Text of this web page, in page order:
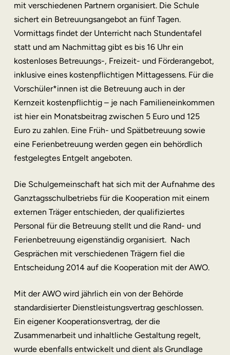
mit verschiedenen Partnern organisiert. Die Schule
sichert ein Betreuungsangebot an fünf Tagen.
Vormittags findet der Unterricht nach Stundentafel
statt und am Nachmittag gibt es bis 16 Uhr ein
kostenloses Betreuungs-, Freizeit- und Förderangebot,
inklusive eines kostenpflichtigen Mittagessens. Für die
Vorschüler*innen ist die Betreuung auch in der
Kernzeit kostenpflichtig – je nach Familieneinkommen
ist hier ein Monatsbeitrag zwischen 5 Euro und 125
Euro zu zahlen. Eine Früh- und Spätbetreuung sowie
eine Ferienbetreuung werden gegen ein behördlich
festgelegtes Entgelt angeboten.
Die Schulgemeinschaft hat sich mit der Aufnahme des
Ganztagsschulbetriebs für die Kooperation mit einem
externen Träger entschieden, der qualifiziertes
Personal für die Betreuung stellt und die Rand- und
Ferienbetreuung eigenständig organisiert. Nach
Gesprächen mit verschiedenen Trägern fiel die
Entscheidung 2014 auf die Kooperation mit der AWO.
Mit der AWO wird jährlich ein von der Behörde
standardisierter Dienstleistungsvertrag geschlossen.
Ein eigener Kooperationsvertrag, der die
Zusammenarbeit und inhaltliche Gestaltung regelt,
wurde ebenfalls entwickelt und dient als Grundlage